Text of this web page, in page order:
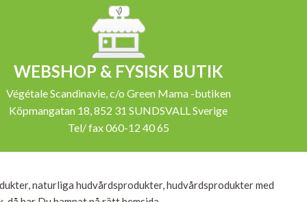
WEBSHOP & FYSISK BUTIK
Végétale Scandinavie, c/o Green Mama -butiken
Köpmangatan 18, 852 31 SUNDSVALL Sverige
Tel/ fax 060-12 40 65
naturliga hudvårdsprodukter, hudvårdsprodukter med